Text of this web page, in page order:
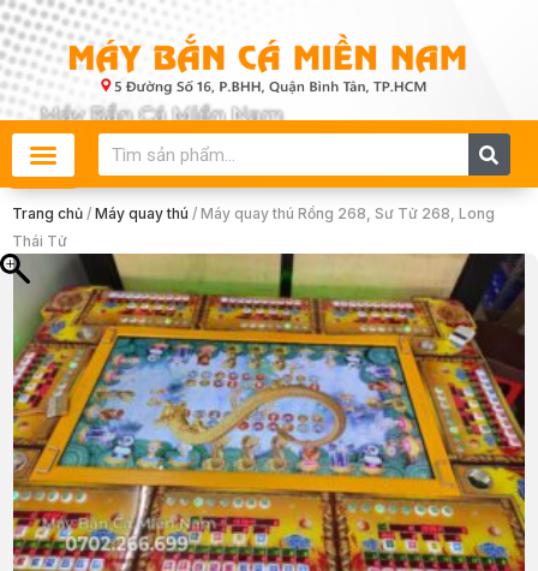
Skip
to
content
Search
Trang chủ / Máy quay thú / Máy quay thú Rồng 268, Sư Tử 268, Long
Thái Tử